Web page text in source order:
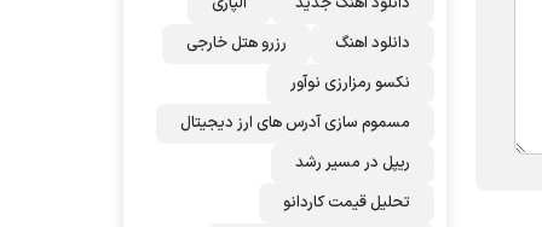
دانلود اهنگ
رزرو هتل خارجی
نکسو رمزارزی نوآور
مسموم سازی آدرس های ارز دیجیتال
ریپل در مسیر رشد
تحلیل قیمت کاردانو